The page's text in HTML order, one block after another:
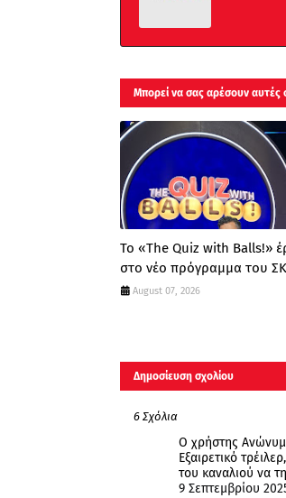
Μπορεί να σας αρέσουν αυτές
Το «The Quiz with Balls!»
στο νέο πρόγραμμα του
August 07, 2026
Δημοσίευση σχολίου
6 Σχόλια
Ο χρήστης
Εξαιρετικό
του καναλιού να
9 Σεπτεμβρίου